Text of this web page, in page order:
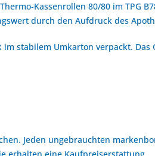
Kassenrollen 80/80 im TPG
durch den Aufdruck des
stabilem Umkarton verpackt. Das
Jeden ungebrauchten